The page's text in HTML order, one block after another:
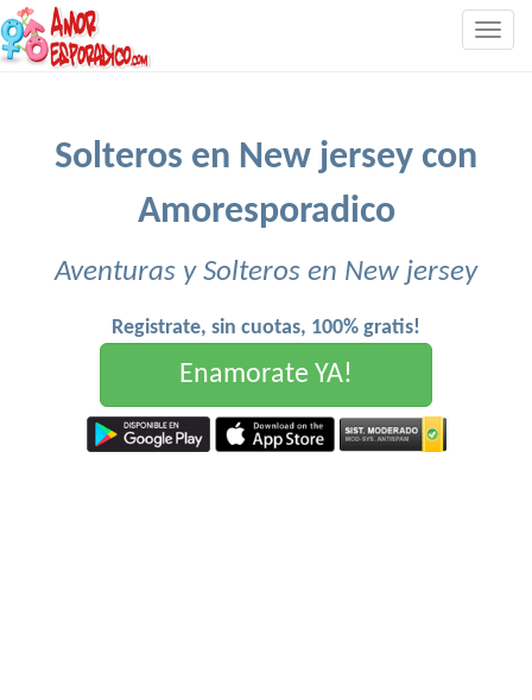
Solteros en New jersey con
Amoresporadico
Aventuras y Solteros en New jersey
Registrate, sin cuotas, 100% gratis!
Enamorate YA!